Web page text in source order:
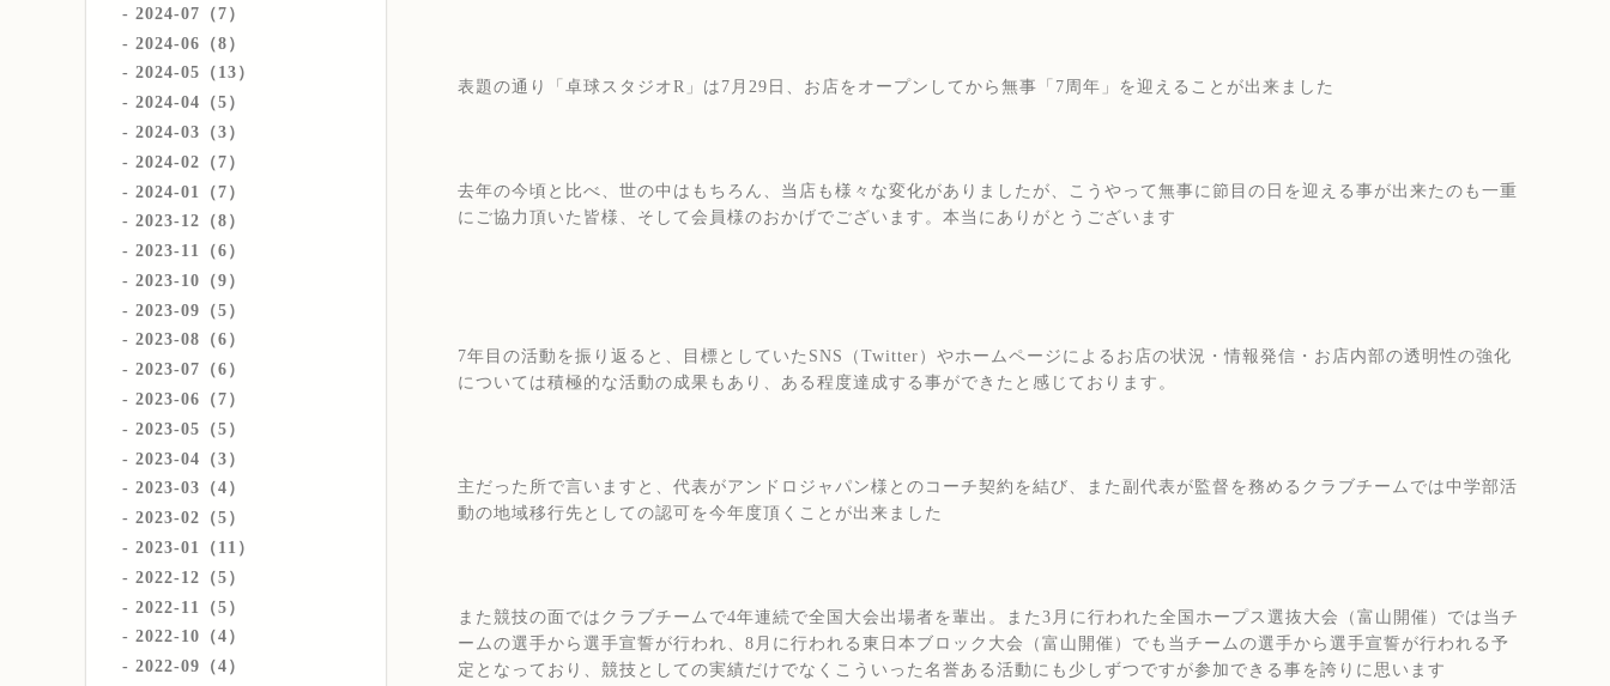
2024-07（7）
2024-06（8）
2024-05（13）
2024-04（5）
2024-03（3）
2024-02（7）
2024-01（7）
2023-12（8）
2023-11（6）
2023-10（9）
2023-09（5）
2023-08（6）
2023-07（6）
2023-06（7）
2023-05（5）
2023-04（3）
2023-03（4）
2023-02（5）
2023-01（11）
2022-12（5）
2022-11（5）
2022-10（4）
2022-09（4）
表題の通り「卓球スタジオR」は7月29日、お店をオープンしてから無事「7周年」を迎えることが出来ました
去年の今頃と比べ、世の中はもちろん、当店も様々な変化がありましたが、こうやって無事に節目の日を迎える事が出来たのも一重
にご協力頂いた皆様、そして会員様のおかげでございます。本当にありがとうございます
7年目の活動を振り返ると、目標としていたSNS（Twitter）やホームページによるお店の状況・情報発信・お店内部の透明性の強化
については積極的な活動の成果もあり、ある程度達成する事ができたと感じております。
主だった所で言いますと、代表がアンドロジャパン様とのコーチ契約を結び、また副代表が監督を務めるクラブチームでは中学部活
動の地域移行先としての認可を今年度頂くことが出来ました
また競技の面ではクラブチームで4年連続で全国大会出場者を輩出。また3月に行われた全国ホープス選抜大会（富山開催）では当チ
ームの選手から選手宣誓が行われ、8月に行われる東日本ブロック大会（富山開催）でも当チームの選手から選手宣誓が行われる予
定となっており、競技としての実績だけでなくこういった名誉ある活動にも少しずつですが参加できる事を誇りに思います